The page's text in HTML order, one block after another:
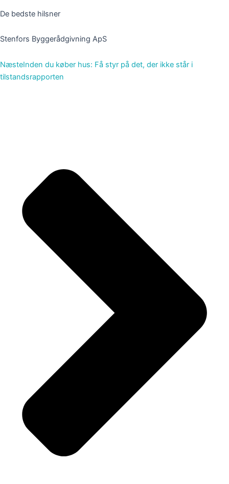
De bedste hilsner
Stenfors Byggerådgivning ApS
NæsteInden du køber hus: Få styr på det, der ikke står i
tilstandsrapporten